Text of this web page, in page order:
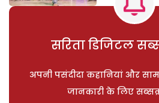
सरिता डिजिटल
अपनी पसंदीदा कहानियां और
जानकारी के लिए